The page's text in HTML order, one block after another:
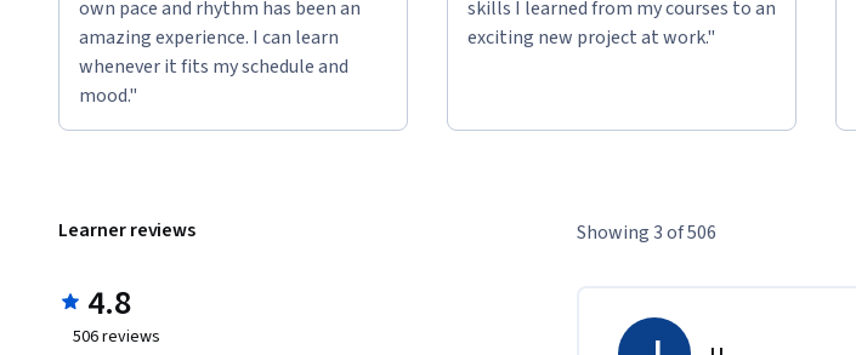
own pace and rhythm has been an
amazing experience. I can learn
whenever it fits my schedule and
mood."
skills I learned from my courses to an
exciting new project at work."
Learner reviews
4.8
506reviews
Showing 3 of 506